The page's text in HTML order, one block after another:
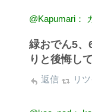
@Kapumari：
緑おでん5、
りと後悔し
返信 リツ